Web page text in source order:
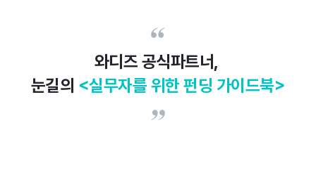
와디즈 공식파트너,
눈길의 <실무자를 위한 펀딩 가이드북>